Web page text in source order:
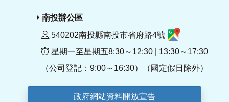
南投辦公區
540202南投縣南投市省府路4號
星期一至星期五8:30～12:30 | 13:30～17:30
（公司登記：9:00～16:30）（國定假日除外）
政府網站資料開放宣告